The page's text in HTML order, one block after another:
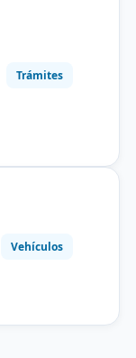
Trámites
Vehículos